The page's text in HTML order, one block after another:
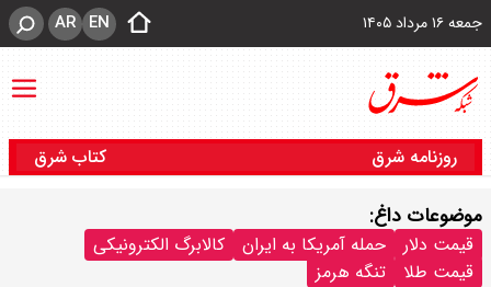
جمعه ۱۶ مرداد ۱۴۰۵ EN
AR
روزنامه شرق کتاب شرق
موضوعات داغ:
قیمت دلار حمله آمریکا به ایران
کالابرگ الکترونیکی
قیمت طلا
تنگه هرمز